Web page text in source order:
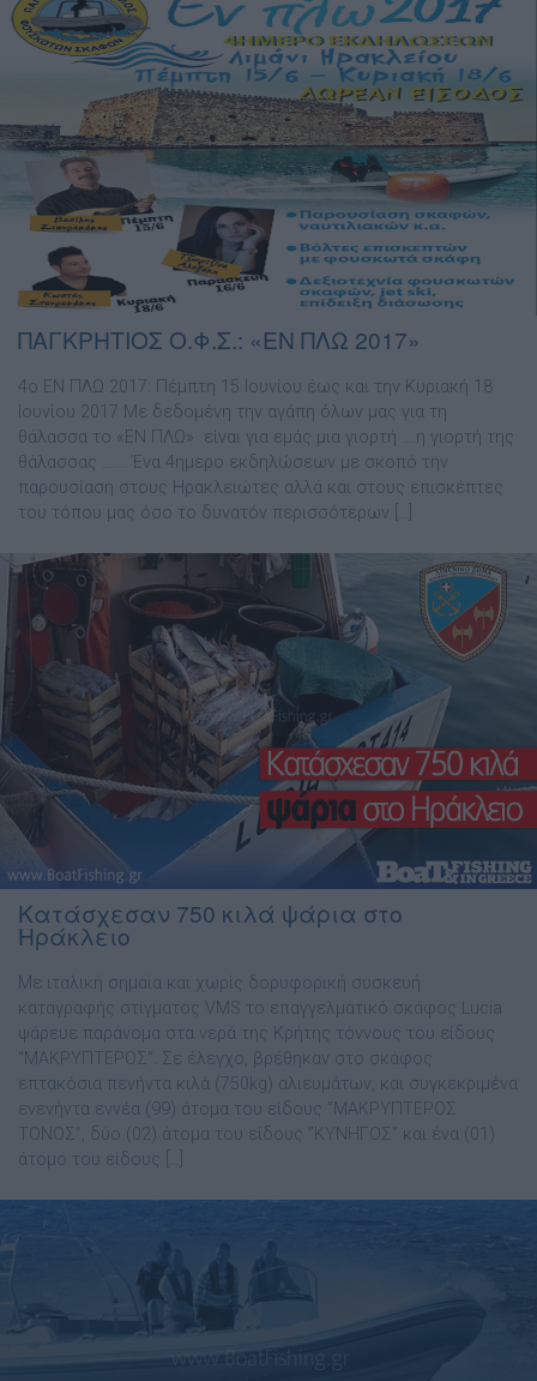
ΠΑΓΚΡΗΤΙΟΣ Ο.Φ.Σ.: «ΕΝ ΠΛΩ 2017»
4ο ΕΝ ΠΛΩ 2017: Πέμπτη 15 Ιουνίου έως και την Κυριακή 18
Ιουνίου 2017 Με δεδομένη την αγάπη όλων μας για τη
θάλασσα το «ΕΝ ΠΛΩ» είναι για εμάς μια γιορτή ….η γιορτή της
θάλασσας ……. Ένα 4ημερο εκδηλώσεων με σκοπό την
παρουσίαση στους Ηρακλειώτες αλλά και στους επισκέπτες
του τόπου μας όσο το δυνατόν περισσότερων […]
Κατάσχεσαν 750 κιλά ψάρια στο
Ηράκλειο
Με ιταλική σημαία και χωρίς δορυφορική συσκευή
καταγραφής στίγματος VMS το επαγγελματικό σκάφος Lucia
ψάρευε παράνομα στα νερά της Κρήτης τόννους του είδους
“ΜΑΚΡΥΠΤΕΡΟΣ”. Σε έλεγχο, βρέθηκαν στο σκάφος
επτακόσια πενήντα κιλά (750kg) αλιευμάτων, και συγκεκριμένα
ενενήντα εννέα (99) άτομα του είδους ”ΜΑΚΡΥΠΤΕΡΟΣ
ΤΟΝΟΣ”, δύο (02) άτομα του είδους ”ΚΥΝΗΓΟΣ” και ένα (01)
άτομο του είδους […]